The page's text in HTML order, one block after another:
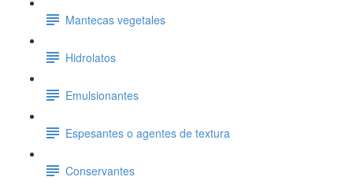
Mantecas vegetales
Hidrolatos
Emulsionantes
Espesantes o agentes de textura
Conservantes